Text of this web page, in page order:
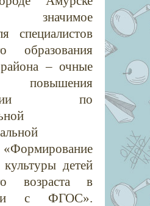
значимое
специалистов
образования
– очные
по
детей
возраста в
с ФГОС».